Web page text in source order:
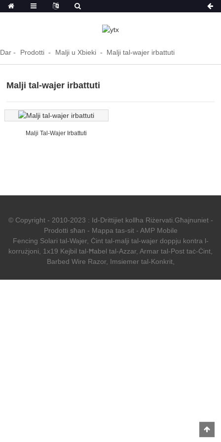
Dar Prodotti Malji u Xbieki Malji tal-wajer irbattuti
Malji tal-wajer irbattuti
Malji Tal-Wajer Irbattuti
© Copyright - 2010-2023 : Id-Drittijiet kollha Riżervati. Għajnuniet-
Prodotti sħan - Mappa tas-sit- AMP Mobile
Fencing Solari tal-Wajer, Ċint tal-malji tal-wajer doppju kontra l-
korrużjoni
1x19 Kejbil tal-Ħabel tal-Azzar, Armar tal-Post taċ-Ċint
Barbed Wire Razor, Imsiemer tal-Konkrit,